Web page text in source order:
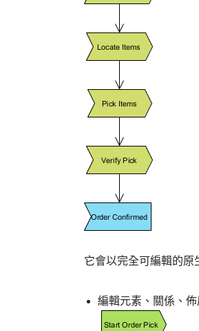
它會以完全可編輯的原
編輯元素、關係、